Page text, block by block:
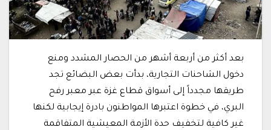
بعد أكثر من أربعة أشهر من الحصار المشدد ومنع
دخول الشاحنات التجارية، بدأت بعض البضائع تجد
طريقها مجدداً إلى أسواق قطاع غزة عبر معبر رفح
البري، في خطوة اعتبرها المواطنون بادرة إيجابية لكنها
غير كافية لتخفيف حدة الأزمة المعيشية المتفاقمة